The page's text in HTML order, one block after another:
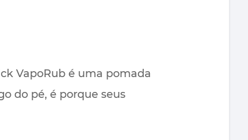
VapoRub é uma pomada
do pé, é porque seus